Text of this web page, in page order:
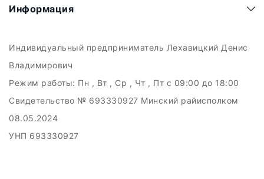
Информация
Индивидуальный предприниматель Лехавицкий Денис
Владимирович
Режим работы: Пн , Вт , Ср , Чт , Пт c 09:00 до 18:00
Свидетельство № 693330927 Минский райисполком
08.05.2024
УНП 693330927